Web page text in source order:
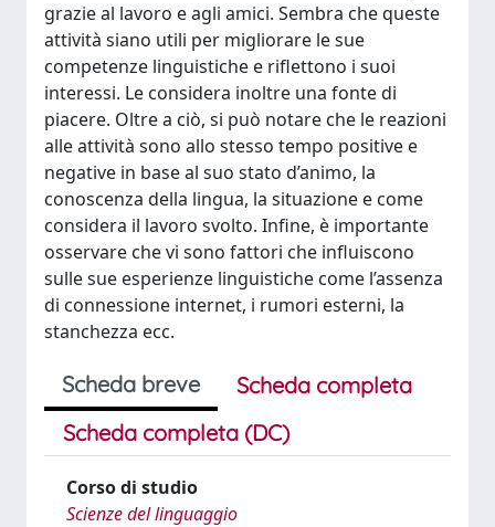
grazie al lavoro e agli amici. Sembra che queste
attività siano utili per migliorare le sue
competenze linguistiche e riflettono i suoi
interessi. Le considera inoltre una fonte di
piacere. Oltre a ciò, si può notare che le reazioni
alle attività sono allo stesso tempo positive e
negative in base al suo stato d’animo, la
conoscenza della lingua, la situazione e come
considera il lavoro svolto. Infine, è importante
osservare che vi sono fattori che influiscono
sulle sue esperienze linguistiche come l’assenza
di connessione internet, i rumori esterni, la
stanchezza ecc.
Scheda breve
Scheda completa
Scheda completa (DC)
Corso di studio
Scienze del linguaggio